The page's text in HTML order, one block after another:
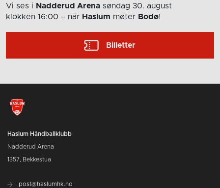
Vi ses i Nadderud Arena søndag 30. august
klokken 16:00 – når Haslum møter Bodø!
Billetter
Haslum Håndballklubb
Nadderud Arena
1357, Bekkestua
post@haslumhk.no